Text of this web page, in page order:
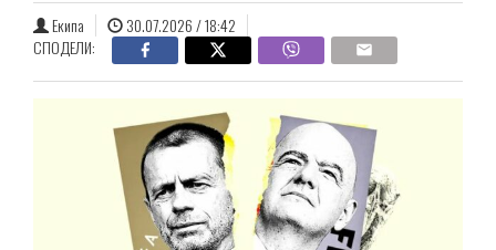
Екипа
30.07.2026 / 18:42
СПОДЕЛИ: